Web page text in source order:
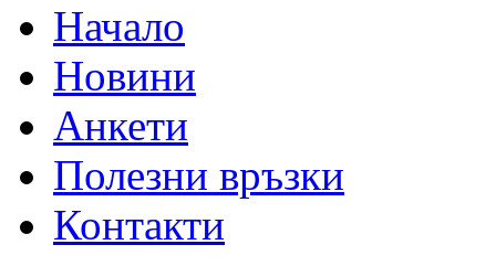
Начало
Новини
Анкети
Полезни връзки
Контакти